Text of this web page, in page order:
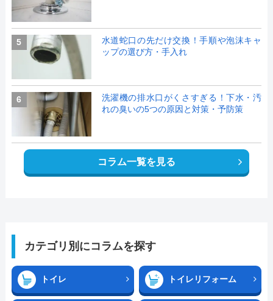
5
水道蛇口の先だけ交換！手順や泡沫キャ
ップの選び方・手入れ
6
洗濯機の排水口がくさすぎる！下水・汚
れの臭いの5つの原因と対策・予防策
コラム一覧を見る
カテゴリ別にコラムを探す
トイレ トイレリフォーム